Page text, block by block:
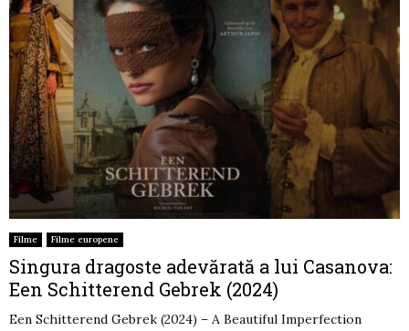
Filme Filme europene
Singura dragoste adevărată a lui Casanova:
Een Schitterend Gebrek (2024)
Een Schitterend Gebrek (2024) – A Beautiful Imperfection